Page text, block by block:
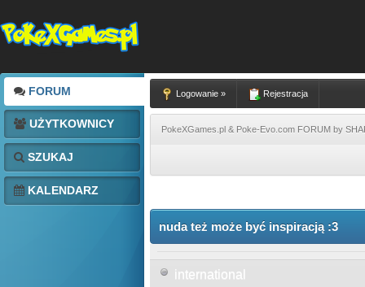
FORUM
UŻYTKOWNICY
SZUKAJ
KALENDARZ
Logowanie » Rejestracja
PokeXGames.pl & Poke-Evo.com FORUM by
nuda też może być inspiracją :3
international